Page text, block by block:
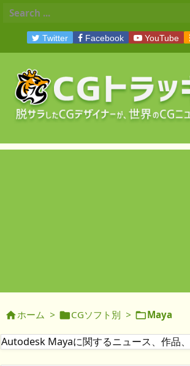
Twitter Facebook YouTube
ホーム > CGソフト別 > Maya
Autodesk Mayaに関するニュース、作品